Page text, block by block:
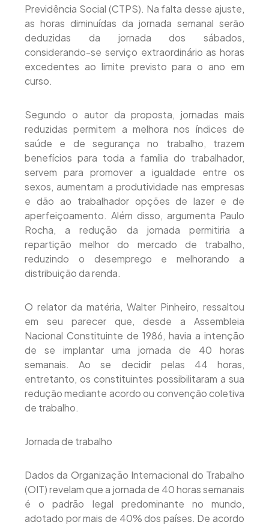
Previdência Social (CTPS). Na falta desse ajuste,
as horas diminuídas da jornada semanal serão
deduzidas da jornada dos sábados,
considerando-se serviço extraordinário as horas
excedentes ao limite previsto para o ano em
curso.
Segundo o autor da proposta, jornadas mais
reduzidas permitem a melhora nos índices de
saúde e de segurança no trabalho, trazem
benefícios para toda a família do trabalhador,
servem para promover a igualdade entre os
sexos, aumentam a produtividade nas empresas
e dão ao trabalhador opções de lazer e de
aperfeiçoamento. Além disso, argumenta Paulo
Rocha, a redução da jornada permitiria a
repartição melhor do mercado de trabalho,
reduzindo o desemprego e melhorando a
distribuição da renda.
O relator da matéria, Walter Pinheiro, ressaltou
em seu parecer que, desde a Assembleia
Nacional Constituinte de 1986, havia a intenção
de se implantar uma jornada de 40 horas
semanais. Ao se decidir pelas 44 horas,
entretanto, os constituintes possibilitaram a sua
redução mediante acordo ou convenção coletiva
de trabalho.
Jornada de trabalho
Dados da Organização Internacional do Trabalho
(OIT) revelam que a jornada de 40 horas semanais
é o padrão legal predominante no mundo,
adotado por mais de 40% dos países. De acordo